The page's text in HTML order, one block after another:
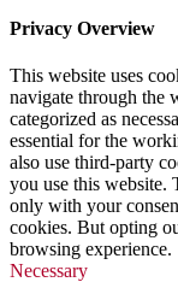
Privacy Overview
This website uses
navigate through the
categorized as
essential for the
also use third-party
you use this website.
only with your
cookies. But opting
browsing experience.
Necessary